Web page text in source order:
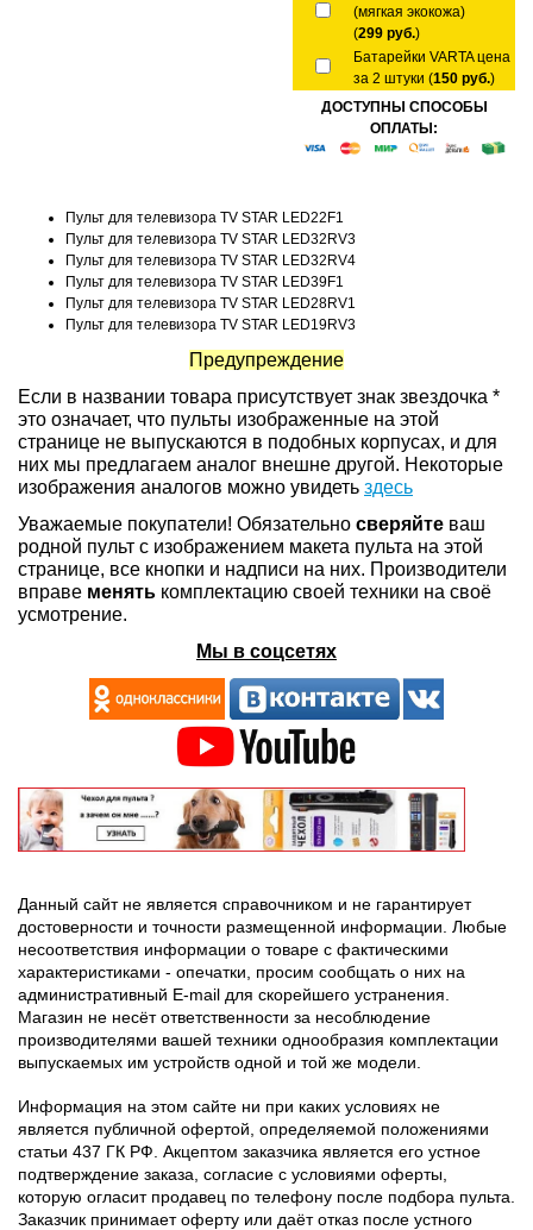
(мягкая экокожа)
(299 руб.)
Батарейки VARTA цена
за 2 штуки (150 руб.)
ДОСТУПНЫ СПОСОБЫ
ОПЛАТЫ:
Пульт для телевизора TV STAR LED22F1
Пульт для телевизора TV STAR LED32RV3
Пульт для телевизора TV STAR LED32RV4
Пульт для телевизора TV STAR LED39F1
Пульт для телевизора TV STAR LED28RV1
Пульт для телевизора TV STAR LED19RV3
Предупреждение
Если в названии товара присутствует знак звездочка *
это означает, что пульты изображенные на этой
странице не выпускаются в подобных корпусах, и для
них мы предлагаем аналог внешне другой. Некоторые
изображения аналогов можно увидеть здесь
Уважаемые покупатели! Обязательно сверяйте ваш
родной пульт с изображением макета пульта на этой
странице, все кнопки и надписи на них. Производители
вправе менять комплектацию своей техники на своё
усмотрение.
Мы в соцсетях
Данный сайт не является справочником и не гарантирует
достоверности и точности размещенной информации. Любые
несоответствия информации о товаре с фактическими
характеристиками - опечатки, просим сообщать о них на
административный E-mail для скорейшего устранения.
Магазин не несёт ответственности за несоблюдение
производителями вашей техники однообразия комплектации
выпускаемых им устройств одной и той же модели.
Информация на этом сайте ни при каких условиях не
является публичной офертой, определяемой положениями
статьи 437 ГК РФ. Акцептом заказчика является его устное
подтверждение заказа, согласие с условиями оферты,
которую огласит продавец по телефону после подбора пульта.
Заказчик принимает оферту или даёт отказ после устного